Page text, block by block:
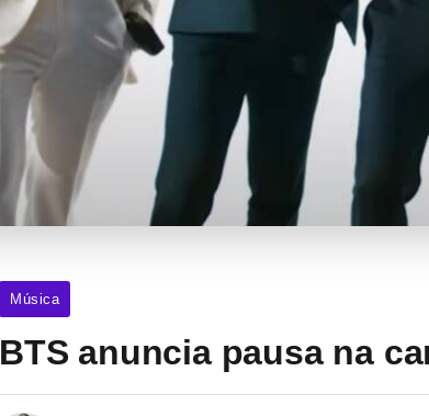
Música
BTS anuncia pausa na